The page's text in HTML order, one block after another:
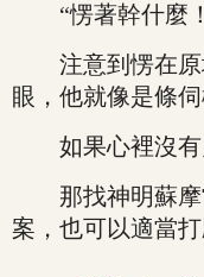
“愣著幹什麼
注意到愣在原
眼，他就像是條
如果心裡沒有
那找神明蘇摩
案，也可以適當